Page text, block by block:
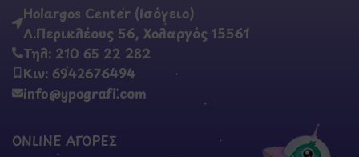
Holargos Center (Ισόγειο)
Λ.Περικλέους 56, Χολαργός 15561
Τηλ: 210 65 22 282
Κιν: 6942676494
info@ypografi.com
ONLINE ΑΓΟΡΕΣ